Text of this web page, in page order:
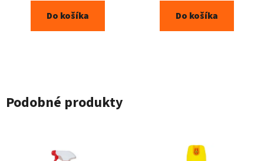
Do košíka Do košíka
Podobné produkty